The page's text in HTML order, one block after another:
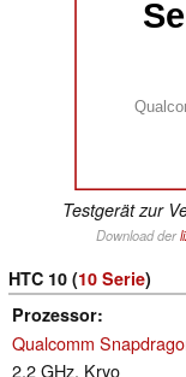
Testgerät zur
Download der
HTC 10 (10 Serie)
Prozessor
Qualcomm
2.2 GHz, Kryo